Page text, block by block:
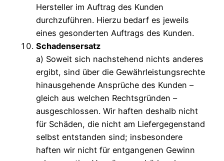
Hersteller im Auftrag des Kunden
durchzuführen. Hierzu bedarf es jeweils
eines gesonderten Auftrags des Kunden.
Schadensersatz
a) Soweit sich nachstehend nichts anderes
ergibt, sind über die Gewährleistungsrechte
hinausgehende Ansprüche des Kunden –
gleich aus welchen Rechtsgründen –
ausgeschlossen. Wir haften deshalb nicht
für Schäden, die nicht am Liefergegenstand
selbst entstanden sind; insbesondere
haften wir nicht für entgangenen Gewinn